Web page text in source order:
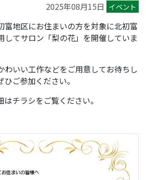
2025年08月15日 イベント
富地区にお住まいの方を対象に北初富
してサロン「梨の花」を開催していま
わいい工作などをご用意してお待ちし
ご参加ください。
チラシをご覧ください。